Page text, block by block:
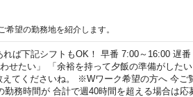
望の勤務地を紹介します。
ば下記シフトもOK！ 早番 7:00～16:00 遅番
せたい」 「余裕を持って夕飯の準備がした
てくださいね。 ※Wワーク希望の方へ 今ご
務時間が 合計で週40時間を超える場合は応